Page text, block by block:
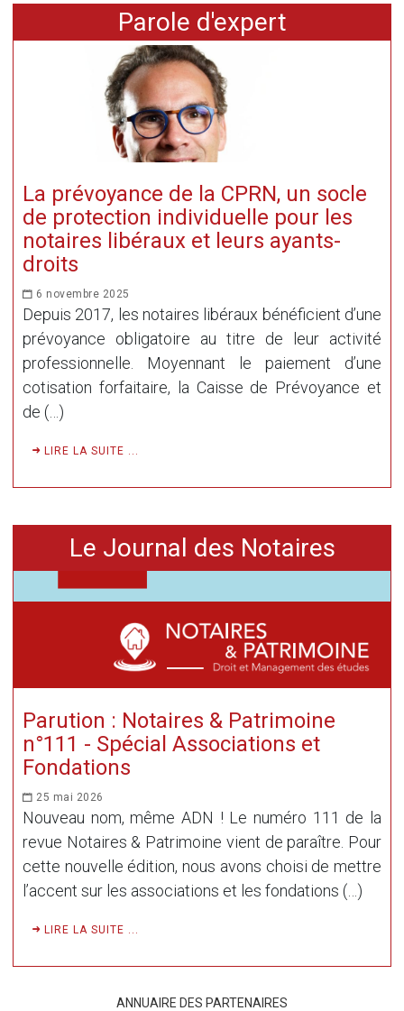
Parole d'expert
La prévoyance de la CPRN, un socle
de protection individuelle pour les
notaires libéraux et leurs ayants-
droits
6 novembre 2025
Depuis 2017, les notaires libéraux bénéficient d’une
prévoyance obligatoire au titre de leur activité
professionnelle. Moyennant le paiement d’une
cotisation forfaitaire, la Caisse de Prévoyance et
de (…)
LIRE LA SUITE ...
Le Journal des Notaires
Parution : Notaires & Patrimoine
n°111 - Spécial Associations et
Fondations
25 mai 2026
Nouveau nom, même ADN ! Le numéro 111 de la
revue Notaires & Patrimoine vient de paraître. Pour
cette nouvelle édition, nous avons choisi de mettre
l’accent sur les associations et les fondations (…)
LIRE LA SUITE ...
ANNUAIRE DES PARTENAIRES